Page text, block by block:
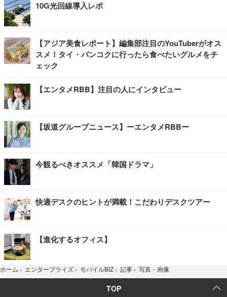
10G光回線導入レポ
【アジア美食レポート】編集部注目のYouTuberがオス
スメ！タイ・バンコクに行ったら食べたいグルメをチ
ェック
【エンタメRBB】注目の人にインタビュー
【坂道グループニュース】ーエンタメRBBー
今観るべきオススメ「韓国ドラマ」
快適デスクのヒントが満載！こだわりデスクツアー
【進化するオフィス】
ホーム › エンタープライズ › モバイルBIZ › 記事 › 写真・画像
TOP